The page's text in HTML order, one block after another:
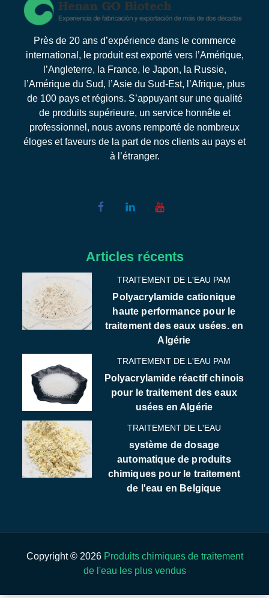
Près de 20 ans d’expérience dans le commerce
international, le produit est exporté vers l’Amérique,
l’Angleterre, la France, le Japon, la Russie,
l’Amérique du Sud, l’Asie du Sud-Est, l’Afrique, plus
de 100 pays et régions. S’appuyant sur une qualité
de produits supérieure, un service honnête et
professionnel, nous avons remporté de nombreux
éloges et faveurs de la part de nos clients au pays et
à l’étranger.
Articles récents
TRAITEMENT DE L'EAU PAM
Polyacrylamide cationique
haute performance pour le
traitement des eaux usées. en
Algérie
TRAITEMENT DE L'EAU PAM
Polyacrylamide réactif chinois
pour le traitement des eaux
usées en Algérie
TRAITEMENT DE L'EAU
système de dosage
automatique de produits
chimiques pour le traitement
de l'eau en Belgique
Copyright © 2026 Produits chimiques de traitement
de l'eau les plus vendus